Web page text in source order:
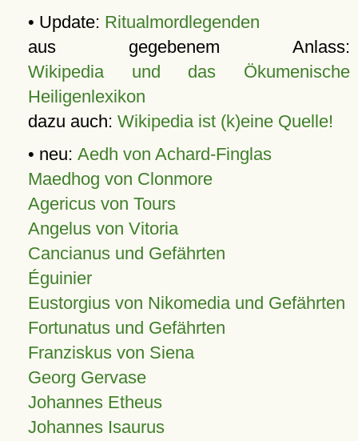
• Update: Ritualmordlegenden
aus gegebenem Anlass:
Wikipedia und das Ökumenische
Heiligenlexikon
dazu auch: Wikipedia ist (k)eine Quelle!
• neu: Aedh von Achard-Finglas
Maedhog von Clonmore
Agericus von Tours
Angelus von Vitoria
Cancianus und Gefährten
Éguinier
Eustorgius von Nikomedia und Gefährten
Fortunatus und Gefährten
Franziskus von Siena
Georg Gervase
Johannes Etheus
Johannes Isaurus